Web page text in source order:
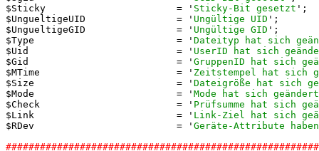
$Sticky                       = ' Sticky-Bit gesetzt ';
$UngueltigeUID                = ' Ungültige UID ';
$UngueltigeGID                = ' Ungültige GID ';
$Type                         = ' Dateityp hat sich
$Uid                          = ' UserID hat sich
$Gid                          = ' GruppenID hat sich
$MTime                        = ' Zeitstempel hat sich
$Size                         = ' Dateigröße hat sich
$Mode                         = ' Mode hat sich geändert
$Check                        = ' Prüfsumme hat sich
$Link                         = ' Link-Ziel hat sich
$RDev                         = ' Geräte-Attribute